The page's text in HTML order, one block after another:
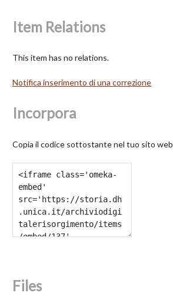
Item Relations
This item has no relations.
Notifica inserimento di una correzione
Incorpora
Copia il codice sottostante nel tuo sito web
Files